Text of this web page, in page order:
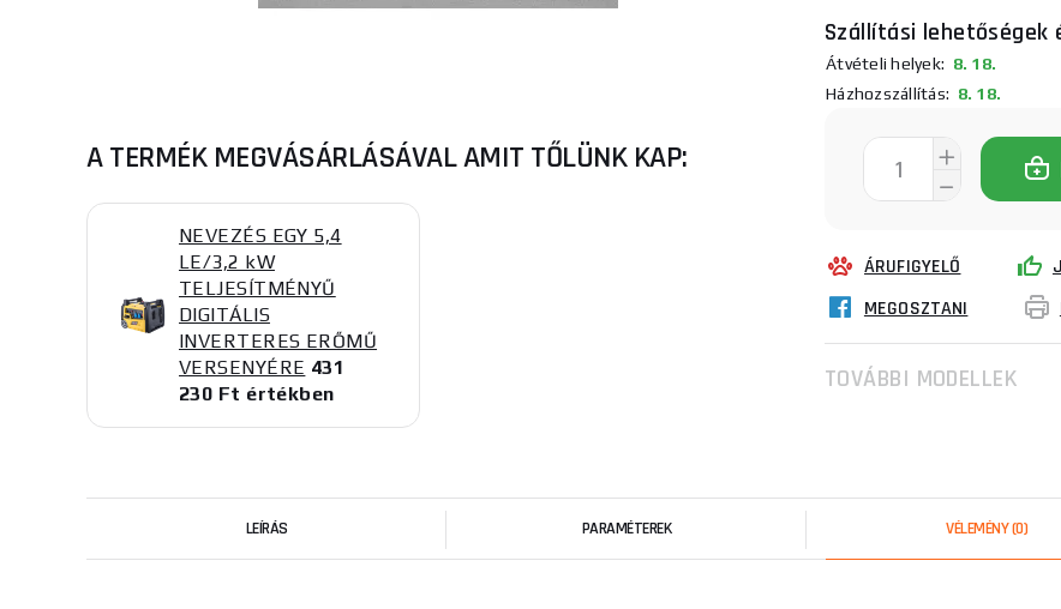
A TERMÉK MEGVÁSÁRLÁSÁVAL AMIT TŐLÜNK KAP:
NEVEZÉS EGY 5,4
LE/3,2 kW
TELJESÍTMÉNYŰ
DIGITÁLIS
INVERTERES ERŐMŰ
VERSENYÉRE 431
230 Ft értékben
Szállítási lehetőségek
Átvételi helyek: 8. 18.
Házhozszállítás: 8. 18.
ÁRUFIGYELŐ
MEGOSZTANI
TOVÁBBI MODELLEK
LEÍRÁS PARAMÉTEREK VÉLEMÉNY(0)